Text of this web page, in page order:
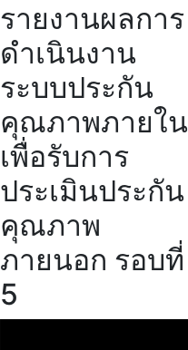
รายงานผลการ
ดำเนินงาน
ระบบประกัน
คุณภาพภายใน
เพื่อรับการ
ประเมินประกัน
คุณภาพ
ภายนอก รอบที่
5